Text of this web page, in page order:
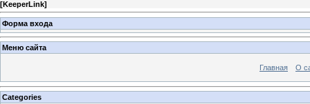
[KeeperLink]
Форма входа
Меню сайта
Главная О
Categories